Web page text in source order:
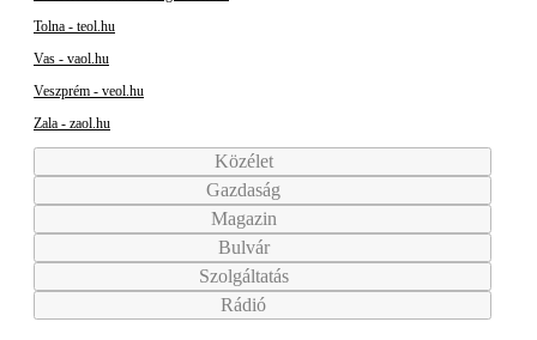
Tolna - teol.hu
Vas - vaol.hu
Veszprém - veol.hu
Zala - zaol.hu
Közélet
Gazdaság
Magazin
Bulvár
Szolgáltatás
Rádió